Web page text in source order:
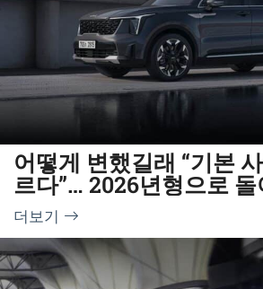
어떻게 변했길래 “기본
르다”… 2026년형으로 돌
SUV
더보기